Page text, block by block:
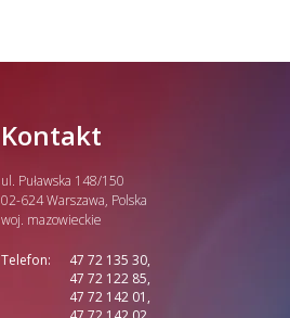
Kontakt
ul. Puławska 148/150
02-624 Warszawa, Polska
woj. mazowieckie
Telefon:
47 72 135 30,
47 72 122 85,
47 72 142 01,